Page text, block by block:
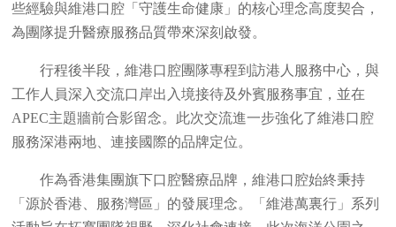
些經驗與維港口腔「守護生命健康」的核心理念高度契合，
為團隊提升醫療服務品質帶來深刻啟發。
行程後半段，維港口腔團隊專程到訪港人服務中心，與
工作人員深入交流口岸出入境接待及外賓服務事宜，並在
APEC主題牆前合影留念。此次交流進一步強化了維港口腔
服務深港兩地、連接國際的品牌定位。
作為香港集團旗下口腔醫療品牌，維港口腔始終秉持
「源於香港、服務灣區」的發展理念。「維港萬裏行」系列